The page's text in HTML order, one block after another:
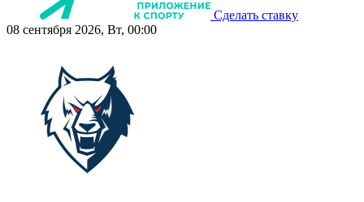
Сделать ставку
08 сентября 2026, Вт, 00:00